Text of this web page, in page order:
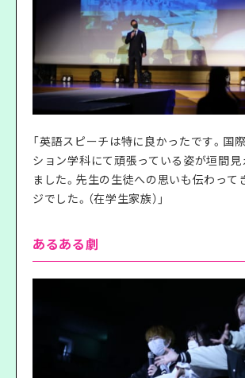
「英語スピーチは特に良かったです。国
ション学科にて頑張っている姿が垣間
ました。先生の生徒への思いも伝わって
ジでした。（在学生家族）」
あるある劇